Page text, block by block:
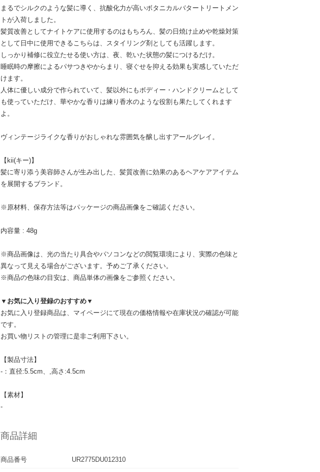
まるでシルクのような髪に導く、抗酸化力が高いボタニカルバタートリートメン
トが入荷しました。
髪質改善としてナイトケアに使用するのはもちろん、髪の日焼け止めや乾燥対策
として日中に使用できるこちらは、スタイリング剤としても活躍します。
しっかり補修に役立たせる使い方は、夜、乾いた状態の髪につけるだけ。
睡眠時の摩擦によるパサつきやからまり、寝ぐせを抑える効果も実感していただ
けます。
人体に優しい成分で作られていて、髪以外にもボディー・ハンドクリームとして
も使っていただけ、華やかな香りは練り香水のような役割も果たしてくれます
よ。
ヴィンテージライクな香りがおしゃれな雰囲気を醸し出すアールグレイ。
【kii(キー)】
髪に寄り添う美容師さんが生み出した、髪質改善に効果のあるヘアケアアイテム
を展開するブランド。
※原材料、保存方法等はパッケージの商品画像をご確認ください。
内容量 : 48g
※商品画像は、光の当たり具合やパソコンなどの閲覧環境により、実際の色味と
異なって見える場合がございます。予めご了承ください。
※商品の色味の目安は、商品単体の画像をご参照ください。
▼お気に入り登録のおすすめ▼
お気に入り登録商品は、マイページにて現在の価格情報や在庫状況の確認が可能
です。
お買い物リストの管理に是非ご利用下さい。
【製品寸法】
-：直径:5.5cm、,高さ:4.5cm
【素材】
-
商品詳細
商品番号 UR2775DU012310